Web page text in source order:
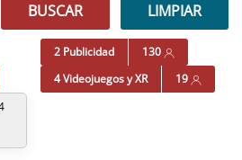
BUSCAR
LIMPIAR
2 Publicidad
130
4 Videojuegos y XR
19